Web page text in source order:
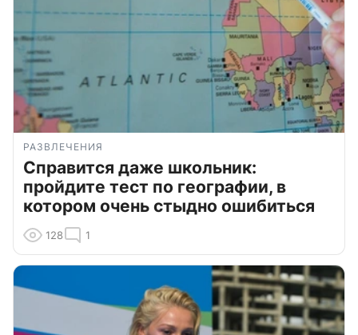
РАЗВЛЕЧЕНИЯ
Справится даже школьник:
пройдите тест по географии, в
котором очень стыдно ошибиться
128 1